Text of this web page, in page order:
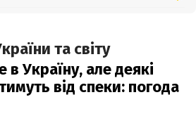
та світу
Україну, але деякі
від спеки: погода